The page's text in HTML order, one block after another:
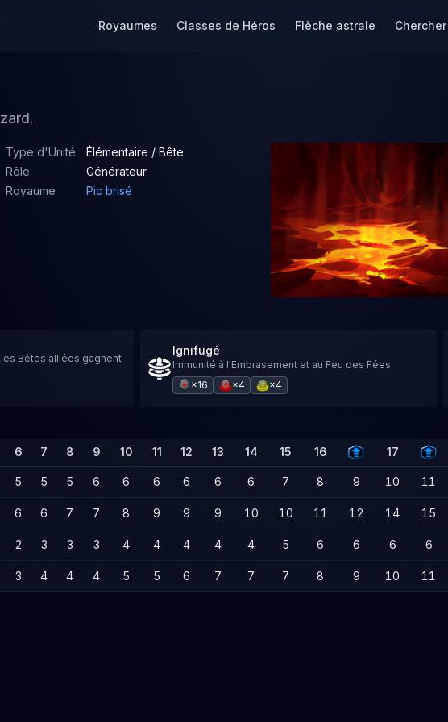
Royaumes Classes de Héros Flèche astrale Chercher
Type d'Unité
Élémentaire / Bête
Rôle
Générateur
Royaume
Pic brisé
Bêtes alliées gagnent
Ignifugé
Immunité à l'Embrasement et au Feu des Fées.
×16
×4 ×4
6 7 8 9 10 11 12 13 14 15 16 17
5 5 5 6 6 6 6 6 6 7 8 9 10 11
6 6 7 7 8 9 9 9 10 10 11 12 14 15
2 3 3 3 4 4 4 4 4 5 6 6 6 6
3 4 4 4 5 5 6 7 7 7 8 9 10 11